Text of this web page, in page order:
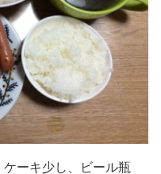
ーキ少し、ビール瓶